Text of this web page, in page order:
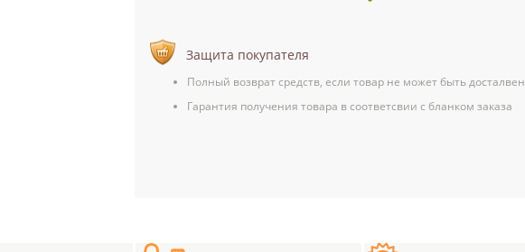
Защита покупателя
Полный возврат средств, если товар не может быть досталвен
Гарантия получения товара в соответсвии с бланком заказа